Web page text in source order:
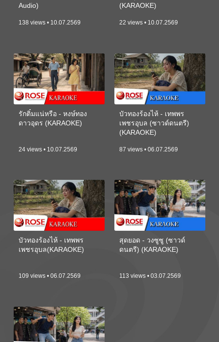
Audio)
138 views • 10.07.2569
(KARAOKE)
22 views • 10.07.2569
รักติ๋มแน่หรือ - หงษ์ทอง
ดาวอุดร (KARAOKE)
24 views • 10.07.2569
บัวทองร้องไห้ - เทพพร
เพชรอุบล (ซาวด์ดนตรี)
(KARAOKE)
87 views • 06.07.2569
บัวทองร้องไห้ - เทพพร
เพชรอุบล(KARAOKE)
109 views • 06.07.2569
สุดยอด - วงซูซู (ซาวด์
ดนตรี) (KARAOKE)
113 views • 03.07.2569